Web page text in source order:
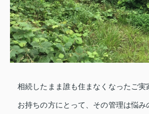
相続したまま誰も住まなくなったご実
お持ちの方にとって、その管理は悩み